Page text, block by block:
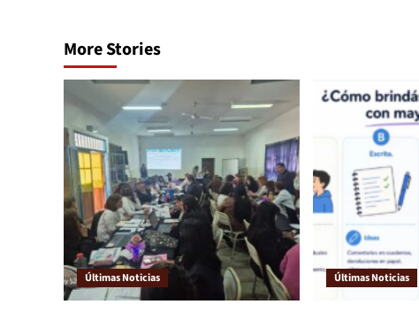
More Stories
Últimas Noticias Últimas Noticias